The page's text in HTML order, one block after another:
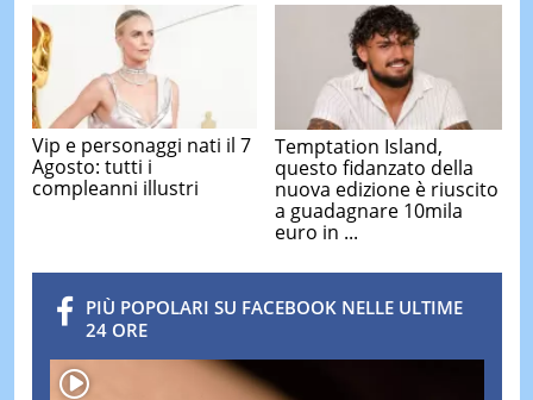
Vip e personaggi nati il 7
Agosto: tutti i
compleanni illustri
Temptation Island,
questo fidanzato della
nuova edizione è riuscito
a guadagnare 10mila
euro in ...
PIÙ POPOLARI SU FACEBOOK NELLE ULTIME
24 ORE